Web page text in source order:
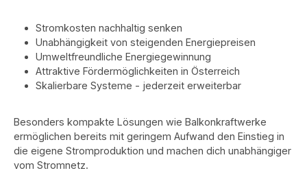
Stromkosten nachhaltig senken
Unabhängigkeit von steigenden Energiepreisen
Umweltfreundliche Energiegewinnung
Attraktive Fördermöglichkeiten in Österreich
Skalierbare Systeme - jederzeit erweiterbar
Besonders kompakte Lösungen wie Balkonkraftwerke
ermöglichen bereits mit geringem Aufwand den Einstieg in
die eigene Stromproduktion und machen dich unabhängiger
vom Stromnetz.